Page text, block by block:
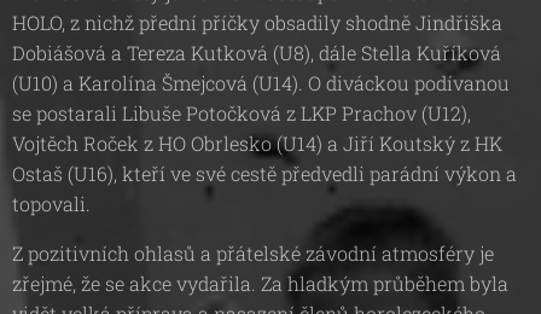
HOLO, z nichž přední příčky obsadily shodně Jindřiška
Dobiášová a Tereza Kutková (U8), dále Stella Kuříková
(U10) a Karolína Šmejcová (U14). O diváckou podívanou
se postarali Libuše Potočková z LKP Prachov (U12),
Vojtěch Roček z HO Obrlesko (U14) a Jiří Koutský z HK
Ostaš (U16), kteří ve své cestě předvedli parádní výkon a
topovali.
Z pozitivních ohlasů a přátelské závodní atmosféry je
zřejmé, že se akce vydařila. Za hladkým průběhem byla